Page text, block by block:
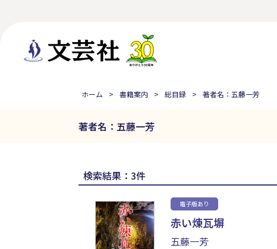
ホーム 書籍案内 総目録 著者名：五藤一芳
著者名：五藤一芳
検索結果：3件
電子版あり
赤い煉瓦塀
五藤一芳